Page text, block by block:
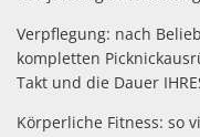
Verpflegung: nach
kompletten
Takt und die Dauer
Körperliche Fitness: so